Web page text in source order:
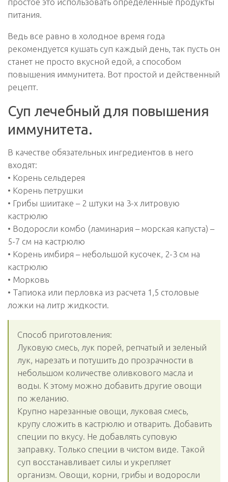
простое это использовать определенные продукты
питания.
Ведь все равно в холодное время года
рекомендуется кушать суп каждый день, так пусть он
станет не просто вкусной едой, а способом
повышения иммунитета. Вот простой и действенный
рецепт.
Суп лечебный для повышения
иммунитета.
В качестве обязательных ингредиентов в него
входят:
• Корень сельдерея
• Корень петрушки
• Грибы шиитаке – 2 штуки на 3-х литровую
кастрюлю
• Водоросли комбо (ламинария – морская капуста) –
5-7 см на кастрюлю
• Корень имбиря – небольшой кусочек, 2-3 см на
кастрюлю
• Морковь
• Тапиока или перловка из расчета 1,5 столовые
ложки на литр жидкости.
Способ приготовления:
Луковую смесь, лук порей, репчатый и зеленый
лук, нарезать и потушить до прозрачности в
небольшом количестве оливкового масла и
воды. К этому можно добавить другие овощи
по желанию.
Крупно нарезанные овощи, луковая смесь,
крупу сложить в кастрюлю и отварить. Добавить
специи по вкусу. Не добавлять суповую
заправку. Только специи в чистом виде. Такой
суп восстанавливает силы и укрепляет
организм. Овощи, корни, грибы и водоросли